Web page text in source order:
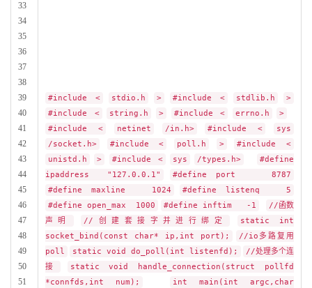
33
34
35
36
37
38
39
40
41
42
43
44
45
46
47
48
49
50
51
#include < stdio.h > #include < stdlib.h
>
#include <
string.h > #include < errno.h
>
#include <
netinet /in.h> #include <
sys
/socket.h>
#include < poll.h >
#include <
unistd.h
> #include < sys /types.h>
#define
ipaddress "127.0.0.1"
#define port 8787
#define maxline 1024
#define listenq 5
#define open_max 1000
#define inftim -1
//函数
声明
//创建套接字并进行绑定
static int
socket_bind(const char* ip,int port);
//io多路复用
poll
static void do_poll(int listenfd);
//处理多个连
接
static void handle_connection(struct pollfd
*connfds,int num);
int main(int argc,char